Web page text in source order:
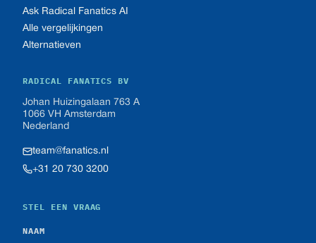
Ask Radical Fanatics AI
Alle vergelijkingen
Alternatieven
RADICAL FANATICS BV
Johan Huizingalaan 763 A
1066 VH Amsterdam
Nederland
team@fanatics.nl
+31 20 730 3200
STEL EEN VRAAG
NAAM